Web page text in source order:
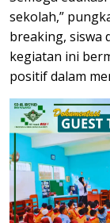
sekolah,”
breaking, siswa
kegiatan ini
positif dalam